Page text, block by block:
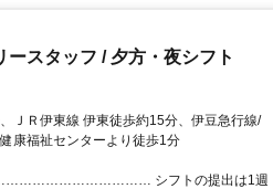
スタッフ / 夕方・夜シフト
ＪＲ伊東線 伊東徒歩約15分、伊豆急行線/
康福祉センターより徒歩1分
………………………………… シフトの提出は1週